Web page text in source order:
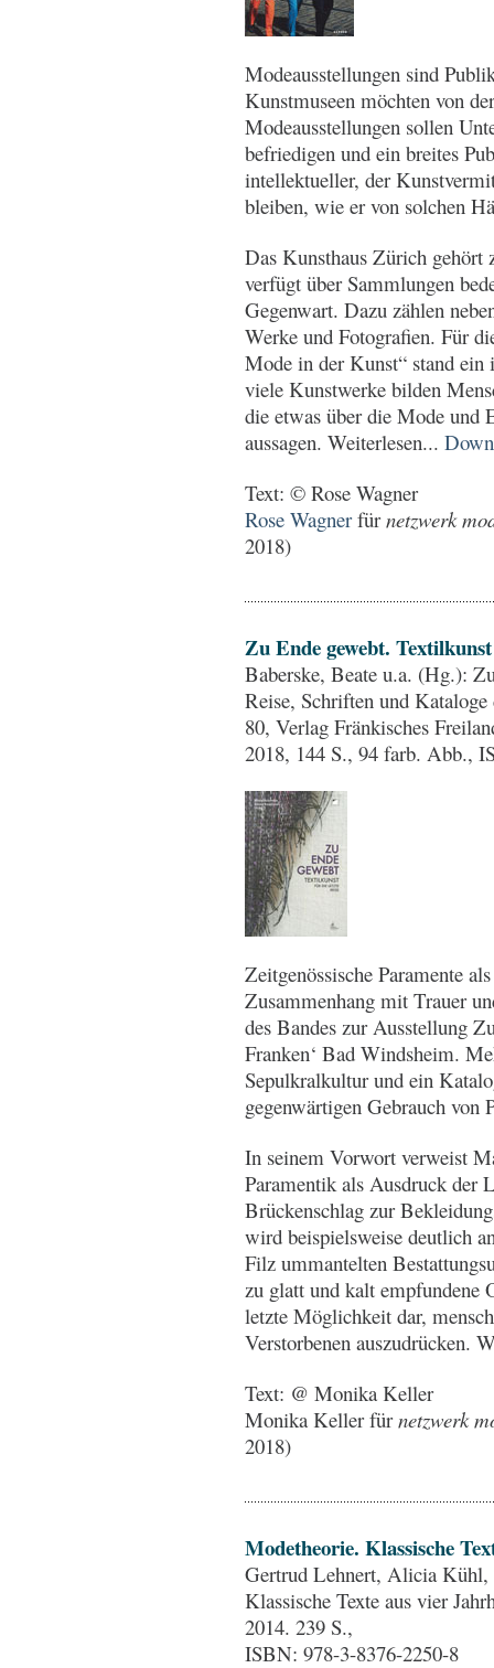
Modeausstellungen sind
Kunstmuseen möchten von
Modeausstellungen sollen
befriedigen und ein breites
intellektueller, der
bleiben, wie er von solchen
Das Kunsthaus Zürich gehört
verfügt über Sammlungen
Gegenwart. Dazu zählen
Werke und Fotografien. Für
Mode in der Kunst“ stand
viele Kunstwerke bilden
die etwas über die Mode und
aussagen. Weiterlesen...
Text: © Rose Wagner
Rose Wagnerfürnetzwerk
2018)
Zu Ende gewebt.
Baberske, Beate u.a. (Hg.):
Reise, Schriften und
80, Verlag Fränkisches
2018, 144 S., 94 farb. Abb.,
Zeitgenössische Paramente
Zusammenhang mit Trauer
des Bandes zur Ausstellung
Franken‘ Bad Windsheim.
Sepulkralkultur und ein
gegenwärtigen Gebrauch
In seinem Vorwort verweist
Paramentik als Ausdruck
Brückenschlag zur
wird beispielsweise deutlich
Filz ummantelten
zu glatt und kalt empfundene
letzte Möglichkeit dar,
Verstorbenen auszudrücken.
Text: @ Monika Keller
Monika Keller fürnetzwerk
2018)
Modetheorie. Klassische
Gertrud Lehnert, Alicia
Klassische Texte aus vier
2014. 239 S.,
ISBN: 978-3-8376-2250-8